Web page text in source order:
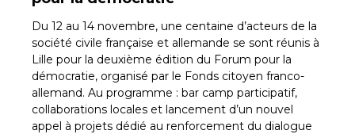
Du 12 au 14 novembre, une centaine d’acteurs de la
société civile française et allemande se sont réunis à
Lille pour la deuxième édition du Forum pour la
démocratie, organisé par le Fonds citoyen franco-
allemand. Au programme : bar camp participatif,
collaborations locales et lancement d’un nouvel
appel à projets dédié au renforcement du dialogue